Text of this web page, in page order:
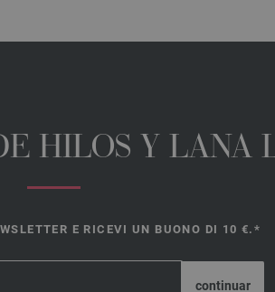
HILOS Y LANA
E RICEVI UN BUONO DI 10 €.*